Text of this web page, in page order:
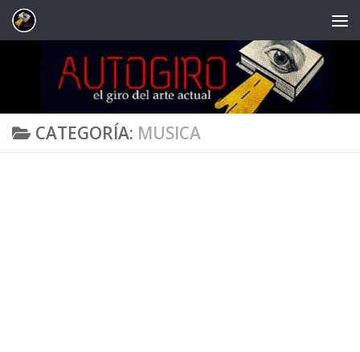
Saltar al contenido
CATEGORÍA: MUSICA